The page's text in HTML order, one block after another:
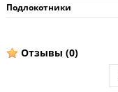
Подлокотники
Отзывы (0)